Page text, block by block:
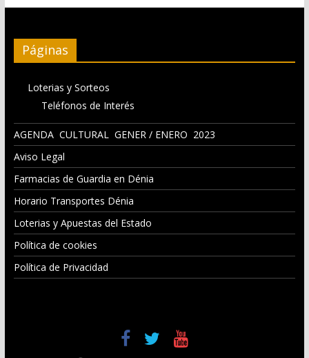
Páginas
Loterias y Sorteos
Teléfonos de Interés
AGENDA CULTURAL GENER / ENERO 2023
Aviso Legal
Farmacias de Guardia en Dénia
Horario Transportes Dénia
Loterias y Apuestas del Estado
Política de cookies
Política de Privacidad